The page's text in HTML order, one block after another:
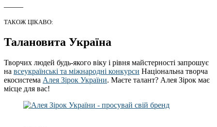
ТАКОЖ ЦІКАВО:
Талановита Україна
Творчих людей будь-якого віку і рівня майстерності запрошує
на всеукраїнські та міжнародні конкурси Національна творча
екосистема Алея Зірок України. Маєте талант? Алея Зірок має
місце для вас!